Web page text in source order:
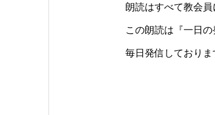
朗読はすべて教会
この朗読は『一日
毎日発信しておりま